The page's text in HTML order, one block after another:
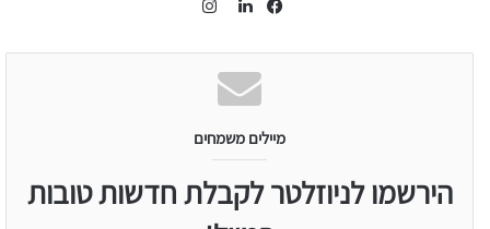
מיילים משמחים
הירשמו לניוזלטר לקבלת חדשות טובות